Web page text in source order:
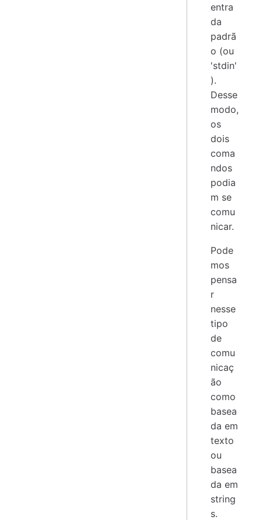
entra
da
padrã
o (ou
'stdin'
).
Desse
modo,
os
dois
coma
ndos
podia
m se
comu
nicar.
Pode
mos
pensa
r
nesse
tipo
de
comu
nicaç
ão
como
basea
da em
texto
ou
basea
da em
string
s.